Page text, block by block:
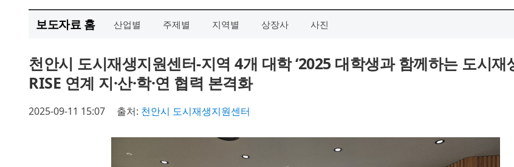
보도자료 홈 산업별 주제별 지역별 상장사 사진
천안시 도시재생지원센터-지역 4개 대학 ‘2025 대학생과 함께하는 도시재
RISE 연계 지·산·학·연 협력 본격화
2025-09-11 15:07 출처: 천안시 도시재생지원센터